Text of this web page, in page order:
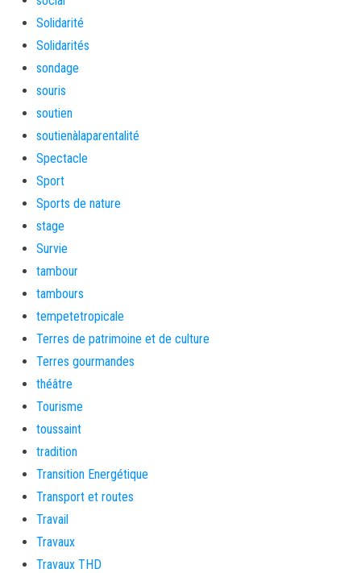
Solidarité
Solidarités
sondage
souris
soutien
soutienàlaparentalité
Spectacle
Sport
Sports de nature
stage
Survie
tambour
tambours
tempetetropicale
Terres de patrimoine et de culture
Terres gourmandes
théâtre
Tourisme
toussaint
tradition
Transition Energétique
Transport et routes
Travail
Travaux
Travaux THD